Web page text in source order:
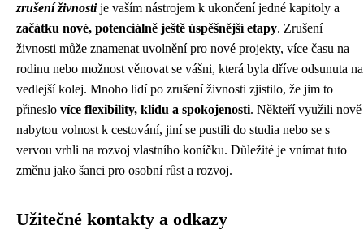
zrušení živnostije vaším nástrojem k ukončení jedné kapitoly a
začátku nové, potenciálně ještě úspěšnější etapy. Zrušení
živnosti může znamenat uvolnění pro nové projekty, více času na
rodinu nebo možnost věnovat se vášni, která byla dříve odsunuta na
vedlejší kolej. Mnoho lidí po zrušení živnosti zjistilo, že jim to
přineslo více flexibility, klidu a spokojenosti. Někteří využili nově
nabytou volnost k cestování, jiní se pustili do studia nebo se s
vervou vrhli na rozvoj vlastního koníčku. Důležité je vnímat tuto
změnu jako šanci pro osobní růst a rozvoj.
Užitečné kontakty a odkazy